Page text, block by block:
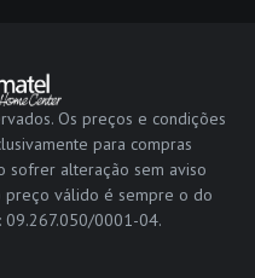
Os preços e condições
para compras
sofrer alteração sem aviso
preço válido é sempre o do
09.267.050/0001-04.